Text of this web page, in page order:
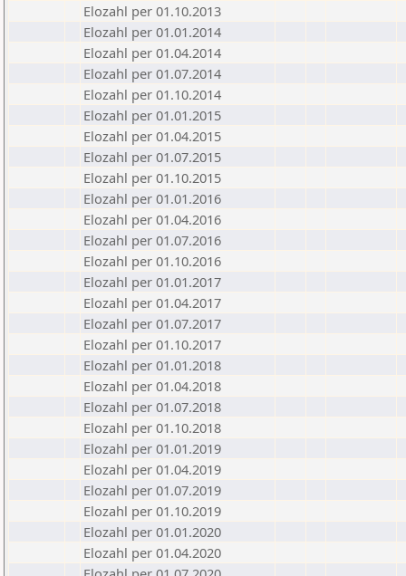
Elozahl per 01.10.2013
Elozahl per 01.01.2014
Elozahl per 01.04.2014
Elozahl per 01.07.2014
Elozahl per 01.10.2014
Elozahl per 01.01.2015
Elozahl per 01.04.2015
Elozahl per 01.07.2015
Elozahl per 01.10.2015
Elozahl per 01.01.2016
Elozahl per 01.04.2016
Elozahl per 01.07.2016
Elozahl per 01.10.2016
Elozahl per 01.01.2017
Elozahl per 01.04.2017
Elozahl per 01.07.2017
Elozahl per 01.10.2017
Elozahl per 01.01.2018
Elozahl per 01.04.2018
Elozahl per 01.07.2018
Elozahl per 01.10.2018
Elozahl per 01.01.2019
Elozahl per 01.04.2019
Elozahl per 01.07.2019
Elozahl per 01.10.2019
Elozahl per 01.01.2020
Elozahl per 01.04.2020